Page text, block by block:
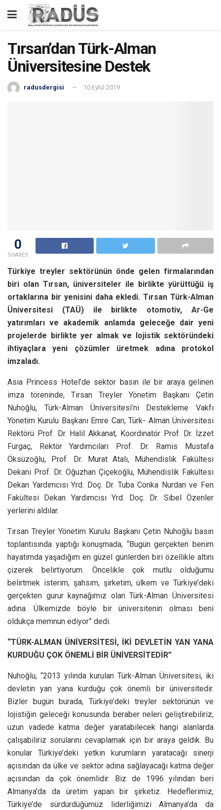
Tırsan’dan Türk-Alman
Üniversitesine Destek
radusdergisi 10 Eylül 2019
0
SHARES
Türkiye treyler sektörünün önde gelen firmalarından
biri olan Tırsan, üniversiteler ile birlikte yürüttüğü iş
ortaklarına bir yenisini daha ekledi. Tırsan Türk-Alman
Üniversitesi (TAÜ) ile birlikte otomotiv, Ar-Ge
yatırımları ve akademik anlamda geleceğe dair yeni
projelerde birlikte yer almak ve lojistik sektöründeki
ihtiyaçlara yeni çözümler üretmek adına protokol
imzaladı.
Asia Princess Hotel’de sektör basın ile bir araya gelinen
imza töreninde, Tırsan Treyler Yönetim Başkanı Çetin
Nuhoğlu, Türk-Alman Üniversitesi’ni Destekleme Vakfı
Yönetim Kurulu Başkanı Emre Can, Türk- Alman Üniversitesi
Rektörü Prof. Dr. Halil Akkanat, Koordinatör Prof. Dr. İzzet
Furgaç, Rektör Yardımcıları Prof. Dr. Ramis Mustafa
Öksüzoğlu, Prof. Dr. Murat Atalı, Mühendislik Fakültesi
Dekanı Prof. Dr. Oğuzhan Çiçekoğlu, Mühendislik Fakültesi
Dekan Yardımcısı Yrd. Doç. Dr. Tuba Conka Nurdan ve Fen
Fakültesi Dekan Yardımcısı Yrd. Doç. Dr. Sibel Özenler
yerlerini aldılar.
Tırsan Treyler Yönetim Kurulu Başkanı Çetin Nuhoğlu basın
toplantısında yaptığı konuşmada, “Bugün gerçekten benim
hayatımda yaşadığım en güzel günlerden biri özellikle altını
çizerek belirtiyorum. Öncelikle çok mutlu olduğumu
belirtmek isterim, şahsım, şirketim, ülkem ve Türkiye’deki
gerçekten gurur kaynağımız olan Türk-Alman Üniversitesi
adına. Ülkemizde böyle bir üniversitenin olması beni
oldukça memnun ediyor” dedi.
“TÜRK-ALMAN ÜNİVERSİTESİ, İKİ DEVLETİN YAN YANA
KURDUĞU ÇOK ÖNEMLİ BİR ÜNİVERSİTEDİR”
Nuhoğlu, “2013 yılında kurulan Türk-Alman Üniversitesi, iki
devletin yan yana kurduğu çok önemli bir üniversitedir.
Bizler bugün burada, Türkiye’deki treyler sektörünün ve
lojistiğin geleceği konusunda beraber neleri geliştirebiliriz,
uzun vadede katma değer yaratabilecek hangi alanlarda
çalışabiliriz sorularını cevaplamak için bir araya geldik. Bu
konular Türkiye’deki yetkin kurumların yaratacağı sinerji
açısından da ülke ve sektör adına sağlayacağı katma değer
açısından da çok önemlidir. Biz de 1996 yılından beri
Almanya’da da üretim yapan bir şirketiz. Hedeflerimiz,
Türkiye’de sürdürdüğümüz liderliğimizi Almanya’da da